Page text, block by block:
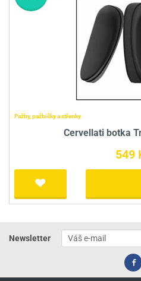
Pažby, pažbičky a střenky
Cervellati botka
549
Newsletter